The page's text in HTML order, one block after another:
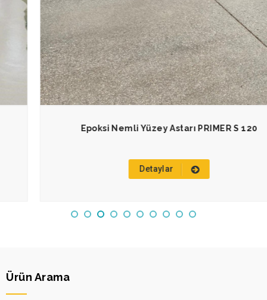
Epoksi Nemli Yüzey Astarı PRIMER S 120
Detaylar
Ürün Arama